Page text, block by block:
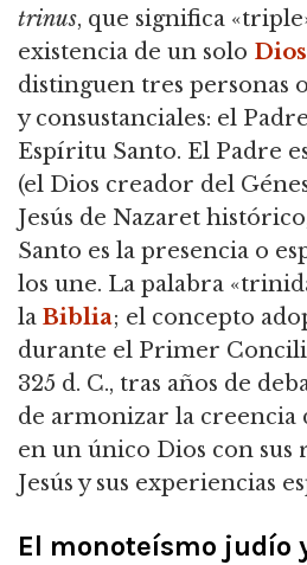
trinus, que significa
existencia de un solo Dios
distinguen tres personas
y consustanciales: el
Espíritu Santo. El Padre
(el Dios creador del
Jesús de Nazaret
Santo es la presencia o
los une. La palabra
la Biblia; el concepto
durante el Primer
325 d. C., tras años de
de armonizar la creencia
en un único Dios con sus
Jesús y sus experiencias
El monoteísmo judío